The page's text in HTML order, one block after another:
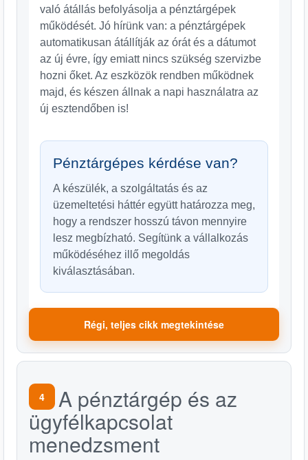
való átállás befolyásolja a pénztárgépek
működését. Jó hírünk van: a pénztárgépek
automatikusan átállítják az órát és a dátumot
az új évre, így emiatt nincs szükség szervizbe
hozni őket. Az eszközök rendben működnek
majd, és készen állnak a napi használatra az
új esztendőben is!
Pénztárgépes kérdése van?
A készülék, a szolgáltatás és az
üzemeltetési háttér együtt határozza meg,
hogy a rendszer hosszú távon mennyire
lesz megbízható. Segítünk a vállalkozás
működéséhez illő megoldás
kiválasztásában.
Régi, teljes cikk megtekintése
4 A pénztárgép és az
ügyfélkapcsolat
menedzsment